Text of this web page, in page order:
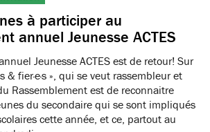
à participer au
annuel Jeunesse ACTES
Jeunesse ACTES est de retour! Sur
& fier·e·s », qui se veut rassembleur et
Rassemblement est de reconnaitre
du secondaire qui se sont impliqués
cette année, et ce, partout au